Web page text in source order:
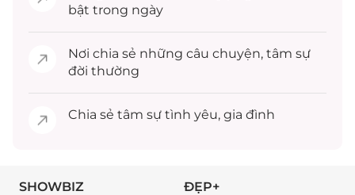
bật trong ngày
Nơi chia sẻ những câu chuyện, tâm sự
đời thường
Chia sẻ tâm sự tình yêu, gia đình
SHOWBIZ ĐẸP+